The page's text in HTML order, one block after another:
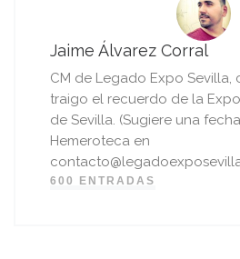
Jaime Álvarez Corral
CM de Legado Expo Sevilla,
traigo el recuerdo de la
de Sevilla. (Sugiere una
Hemeroteca en
600 ENTRADAS